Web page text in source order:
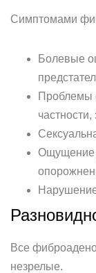
Симптомами
Болевые
Проблемы
Ощущение
Все
незрелые.